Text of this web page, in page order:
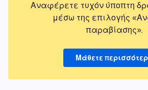
Αναφέρετε τυχόν ύποπτη
μέσω της επιλογής
παραβίασης».
Μάθετε